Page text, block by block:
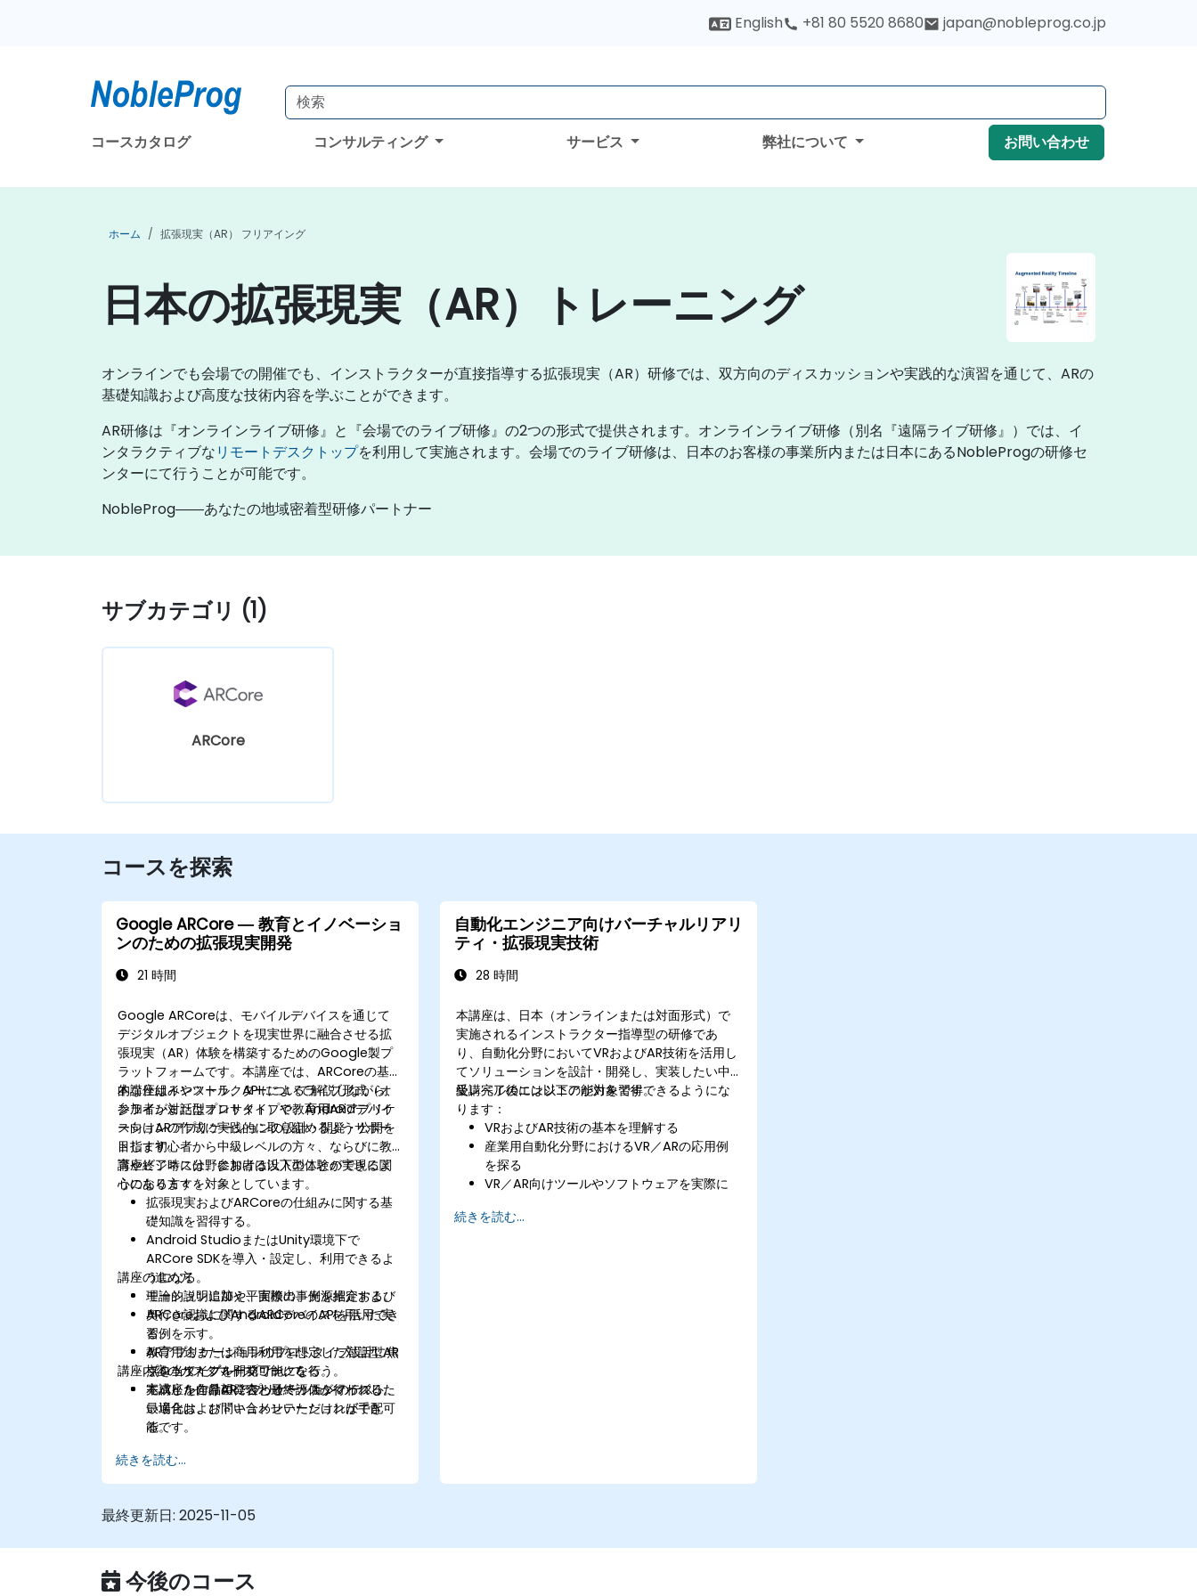
English +81 80 5520 8680 japan@nobleprog.co.jp
コースカタログ コンサルティング サービス 弊社について お問い合わせ
ホーム 拡張現実（AR） フリアイング
日本の拡張現実（AR）トレーニング
オンラインでも会場での開催でも、インストラクターが直接指導する拡張現実（AR）研修では、双方向のディスカッションや実践的な演習を通じて、ARの
基礎知識および高度な技術内容を学ぶことができます。
AR研修は『オンラインライブ研修』と『会場でのライブ研修』の2つの形式で提供されます。オンラインライブ研修（別名『遠隔ライブ研修』）では、イ
ンタラクティブなリモートデスクトップを利用して実施されます。会場でのライブ研修は、日本のお客様の事業所内または日本にあるNobleProgの研修セ
ンターにて行うことが可能です。
NobleProg――あなたの地域密着型研修パートナー
サブカテゴリ (1)
ARCore
コースを探索
Google ARCore ― 教育とイノベーショ
ンのための拡張現実開発
21 時間
Google ARCoreは、モバイルデバイスを通じて
デジタルオブジェクトを現実世界に融合させる拡
張現実（AR）体験を構築するためのGoogle製プ
ラットフォームです。本講座では、ARCoreの基本
的な仕組みやツール、APIについて解説しながら、
参加者が対話型プロトタイプや教育用ARアプリケ
ーションの作成に実践的に取り組めるようサポー
トします。
本講座はインストラクターによるライブ形式（オ
ンラインまたはオンサイト）で、Androidデバイ
ス向けARアプリケーションの設計・開発・公開を
目指す初心者から中級レベルの方々、ならびに教
育やビジネス分野における没入型体験の実現に関
心のある方々を対象としています。
講座終了時には、参加者は以下のことができるよ
うになります：
拡張現実およびARCoreの仕組みに関する基
礎知識を習得する。
Android StudioまたはUnity環境下で
ARCore SDKを導入・設定し、利用できるよ
うになる。
モーション追跡や平面検出、光源推定および
奥行き認識に関するARCoreのAPIを活用でき
る。
教育用途または商用利用を想定した対話型AR
プロトタイプを開発可能になる。
モバイル向けARアプリケーションのテスト、
最適化およびドキュメンテーションができ
る。
講座の進め方
理論的説明に加え、実際の事例を紹介する。
ARCoreおよびAndroidデバイスを用いた実
習例を示す。
ARアプリケーションのプロトタイプ設計に焦
点を当てたグループワークを行う。
完成した作品の発表と最終評価が行われる。
講座内容のカスタマイズについて
本講座をご希望に合わせてカスタマイズした
い場合は、お問い合わせいただければ手配可
能です。
続きを読む...
自動化エンジニア向けバーチャルリアリ
ティ・拡張現実技術
28 時間
本講座は、日本（オンラインまたは対面形式）で
実施されるインストラクター指導型の研修であ
り、自動化分野においてVRおよびAR技術を活用し
てソリューションを設計・開発し、実装したい中
級レベルのエンジニアが対象です。
受講完了後には以下の能力を習得できるようにな
ります：
VRおよびAR技術の基本を理解する
産業用自動化分野におけるVR／ARの応用例
を探る
VR／AR向けツールやソフトウェアを実際に
自動化プロジェクト用のVR／ARソリューシ
続きを読む...
最終更新日: 2025-11-05
今後のコース